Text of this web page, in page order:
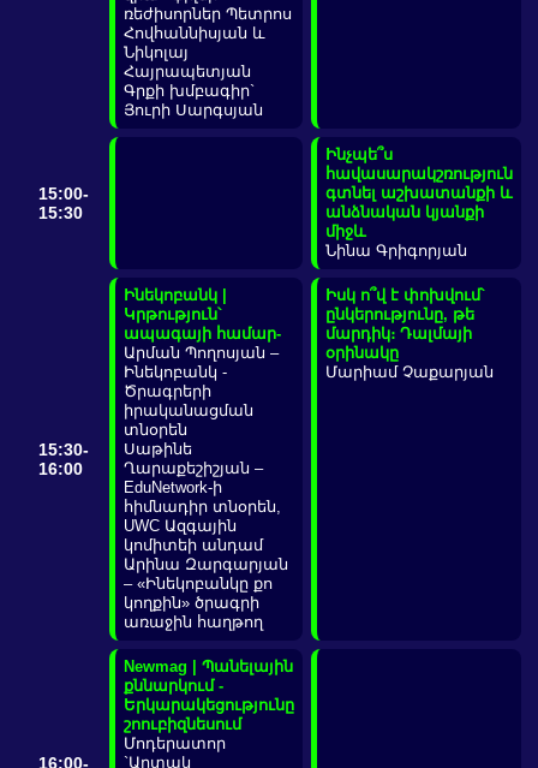
ռեժիսորներ Պետրոս
Հովհաննիսյան և
Նիկոլայ
Հայրապետյան
Գրքի խմբագիր`
Յուրի Սարգսյան
15:00-
15:30
Ինչպե՞ս
հավասարակշռություն
գտնել աշխատանքի և
անձնական կյանքի
միջև
Նինա Գրիգորյան
15:30-
16:00
Ինեկոբանկ |
Կրթություն՝
ապագայի համար-
Արման Պողոսյան –
Ինեկոբանկ -
Ծրագրերի
իրականացման
տնօրեն
Սաթինե
Ղարաքեշիշյան –
EduNetwork-ի
հիմնադիր տնօրեն,
UWC Ազգային
կոմիտեի անդամ
Արինա Զարգարյան
– «Ինեկոբանկը քո
կողքին» ծրագրի
առաջին հաղթող
Իսկ ո՞վ է փոխվում՝
ընկերությունը, թե
մարդիկ։ Դալմայի
օրինակը
Մարիամ Չաքարյան
16:00-
Newmag | Պանելային
քննարկում -
Երկարակեցությունը
շոուբիզնեսում
Մոդերատոր
`Արտակ